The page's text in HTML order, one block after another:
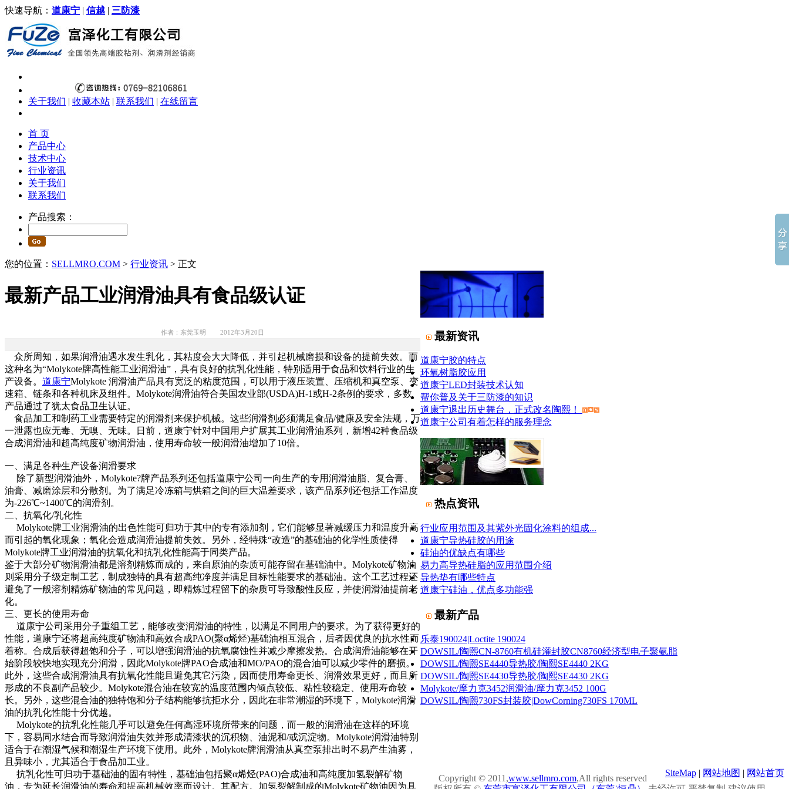
快速导航： 道康宁 | 信越 | 三防漆
关于我们 | 收藏本站 | 联系我们 | 在线留言
首 页
产品中心
技术中心
行业资讯
关于我们
联系我们
产品搜索：
您的位置： SELLMRO.COM > 行业资讯 > 正文
最新产品工业润滑油具有食品级认证
作者：东莞玉明 2012年3月20日
众所周知，如果润滑油遇水发生乳化，其粘度会大大降低，并引起机械磨损和设备的提前失效。而
这种名为“Molykote牌高性能工业润滑油”，具有良好的抗乳化性能，特别适用于食品和饮料行业的生
产设备。 道康宁Molykote 润滑油产品具有宽泛的粘度范围，可以用于液压装置、压缩机和真空泵、变
速箱、链条和各种机床及组件。Molykote润滑油符合美国农业部(USDA)H-1或H-2条例的要求，多数
产品通过了犹太食品卫生认证。
食品加工和制药工业需要特定的润滑剂来保护机械。这些润滑剂必须满足食品/健康及安全法规，万
一泄露也应无毒、无嗅、无味。日前，道康宁针对中国用户扩展其工业润滑油系列，新增42种食品级
合成润滑油和超高纯度矿物润滑油，使用寿命较一般润滑油增加了10倍。
一、满足各种生产设备润滑要求
除了新型润滑油外，Molykote?牌产品系列还包括道康宁公司一向生产的专用润滑油脂、复合膏、
油膏、减磨涂层和分散剂。为了满足冷冻箱与烘箱之间的巨大温差要求，该产品系列还包括工作温度
为-226℃~1400℃的润滑剂。
二、抗氧化/乳化性
Molykote牌工业润滑油的出色性能可归功于其中的专有添加剂，它们能够显著减缓压力和温度升高
而引起的氧化现象；氧化会造成润滑油提前失效。另外，经特殊“改造”的基础油的化学性质使得
Molykote牌工业润滑油的抗氧化和抗乳化性能高于同类产品。
鉴于大部分矿物润滑油都是溶剂精炼而成的，来自原油的杂质可能存留在基础油中。Molykote矿物油
则采用分子级定制工艺，制成独特的具有超高纯净度并满足目标性能要求的基础油。这个工艺过程还
避免了一般溶剂精炼矿物油的常见问题，即精炼过程留下的杂质可导致酸性反应，并使润滑油提前老
化。
三、更长的使用寿命
道康宁公司采用分子重组工艺，能够改变润滑油的特性，以满足不同用户的要求。为了获得更好的
性能，道康宁还将超高纯度矿物油和高效合成PAO(聚α烯烃)基础油相互混合，后者因优良的抗水性而
着称。合成后获得超饱和分子，可以增强润滑油的抗氧腐蚀性并减少摩擦发热。合成润滑油能够在开
始阶段较快地实现充分润滑，因此Molykote牌PAO合成油和MO/PAO的混合油可以减少零件的磨损。
此外，这些合成润滑油具有抗氧化性能且避免其它污染，因而使用寿命更长、润滑效果更好，而且所
形成的不良副产品较少。Molykote混合油在较宽的温度范围内倾点较低、粘性较稳定、使用寿命较
长。另外，这些混合油的独特饱和分子结构能够抗拒水分，因此在非常潮湿的环境下，Molykote润滑
油的抗乳化性能十分优越。
Molykote的抗乳化性能几乎可以避免任何高湿环境所带来的问题，而一般的润滑油在这样的环境
下，容易同水结合而导致润滑油失效并形成清漆状的沉积物、油泥和/或沉淀物。Molykote润滑油特别
适合于在潮湿气候和潮湿生产环境下使用。此外，Molykote牌润滑油从真空泵排出时不易产生油雾，
且异味小，尤其适合于食品加工业。
抗乳化性可归功于基础油的固有特性，基础油包括聚α烯烃(PAO)合成油和高纯度加氢裂解矿物
油，专为延长润滑油的寿命和提高机械效率而设计。其配方。加氢裂解制成的Molykote矿物油因为具
最新资讯
道康宁胶的特点
环氧树脂胶应用
道康宁LED封装技术认知
帮你普及关于三防漆的知识
道康宁退出历史舞台，正式改名陶熙！
道康宁公司有着怎样的服务理念
热点资讯
行业应用范围及其紫外光固化涂料的组成...
道康宁导热硅胶的用途
硅油的优缺点有哪些
易力高导热硅脂的应用范围介绍
导热垫有哪些特点
道康宁硅油，优点多功能强
最新产品
乐泰190024|Loctite 190024
DOWSIL/陶熙CN-8760有机硅灌封胶CN8760经济型电子聚氨脂
DOWSIL/陶熙SE4440导热胶/陶熙SE4440 2KG
DOWSIL/陶熙SE4430导热胶/陶熙SE4430 2KG
Molykote/摩力克3452润滑油/摩力克3452 100G
DOWSIL/陶熙730FS封装胶|DowCorning730FS 170ML
SiteMap | 网站地图 | 网站首页
Copyright © 2011,www.sellmro.com,All rights reserved